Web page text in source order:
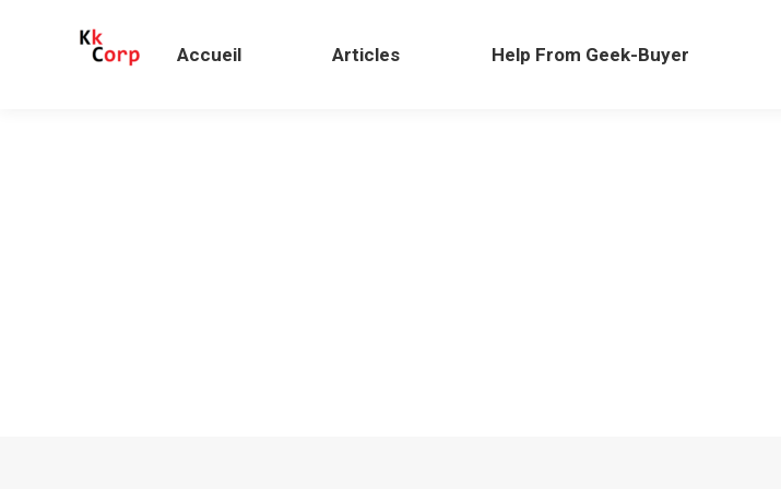
Accueil Articles Help From Geek-Buyer